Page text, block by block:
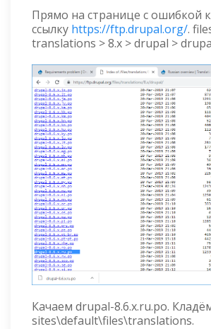
Прямо на странице с ошибкой
ссылку https://ftp.drupal.org/.
translations > 8.x > drupal >
Качаем drupal-8.6.x.ru.po.
sites\default\files\translations.